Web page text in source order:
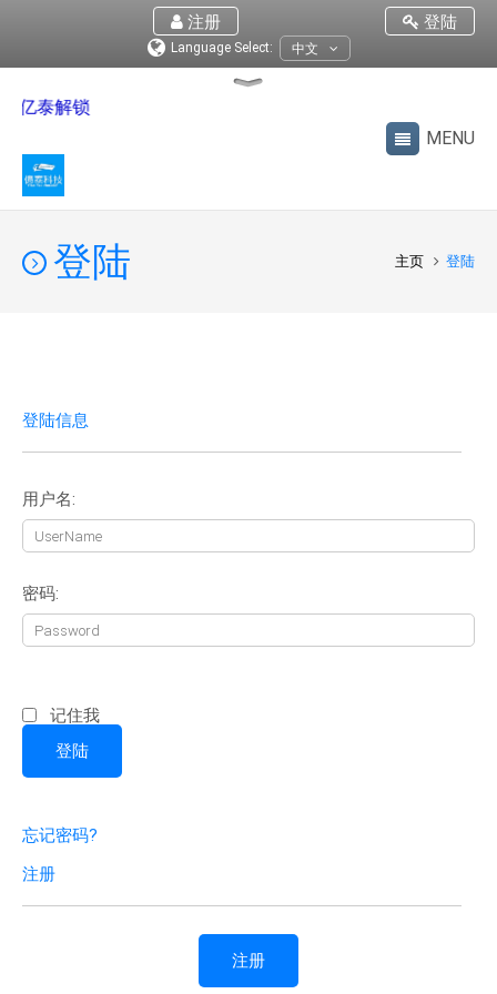
登陆
注册
Language Select: 中文
亿泰解锁
登陆 主页 登陆
登陆信息
用户名:
密码:
记住我
忘记密码?
注册
注册